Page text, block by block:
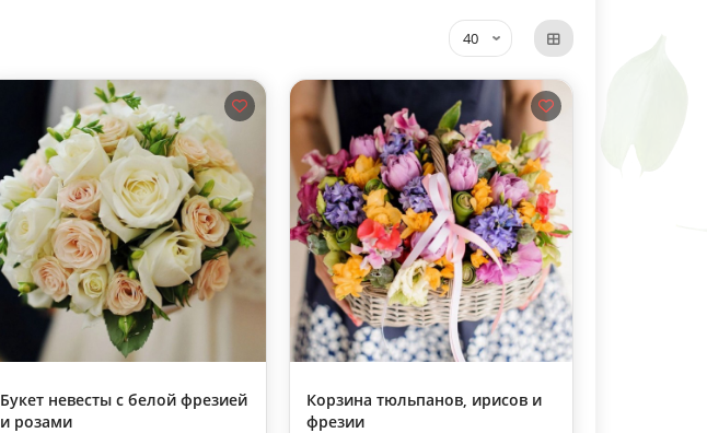
Букет невесты с белой фрезией
и розами
Корзина тюльпанов, ирисов и
фрезии